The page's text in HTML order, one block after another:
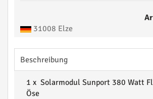
31008 Elze
Beschreibung
1 x Solarmodul Sunport 380 Watt
Öse